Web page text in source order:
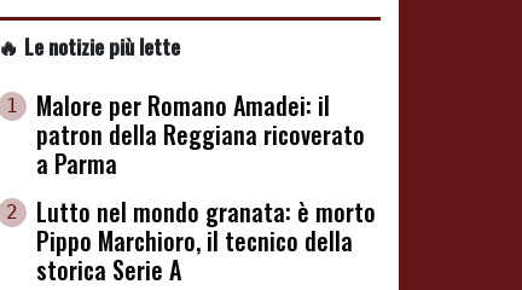
🔥 Le notizie più lette
1
Malore per Romano Amadei: il
patron della Reggiana ricoverato
a Parma
2
Lutto nel mondo granata: è morto
Pippo Marchioro, il tecnico della
storica Serie A